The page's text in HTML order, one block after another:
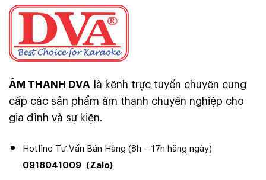
ÂM THANH DVA là kênh trực tuyến chuyên cung
cấp các sản phẩm âm thanh chuyên nghiệp cho
gia đình và sự kiện.
Hotline Tư Vấn Bán Hàng (8h – 17h hằng ngày)
0918041009 (Zalo)